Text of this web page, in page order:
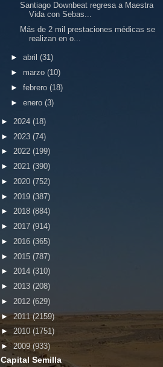
Santiago Downbeat regresa a Maestra
Vida con Sebas...
Más de 2 mil prestaciones médicas se
realizan en o...
► abril (31)
► marzo (10)
► febrero (18)
► enero (3)
► 2024 (18)
► 2023 (74)
► 2022 (199)
► 2021 (390)
► 2020 (752)
► 2019 (387)
► 2018 (884)
► 2017 (914)
► 2016 (365)
► 2015 (787)
► 2014 (310)
► 2013 (208)
► 2012 (629)
►2011(2159)
► 2010 (1751)
►2009 (933)
Capital Semilla